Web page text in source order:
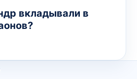
вкладывали в